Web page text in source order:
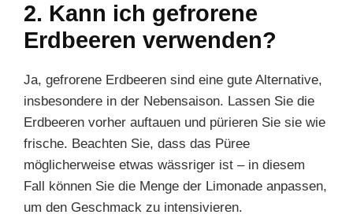
2. Kann ich gefrorene
Erdbeeren verwenden?
Ja, gefrorene Erdbeeren sind eine gute Alternative,
insbesondere in der Nebensaison. Lassen Sie die
Erdbeeren vorher auftauen und pürieren Sie sie wie
frische. Beachten Sie, dass das Püree
möglicherweise etwas wässriger ist – in diesem
Fall können Sie die Menge der Limonade anpassen,
um den Geschmack zu intensivieren.